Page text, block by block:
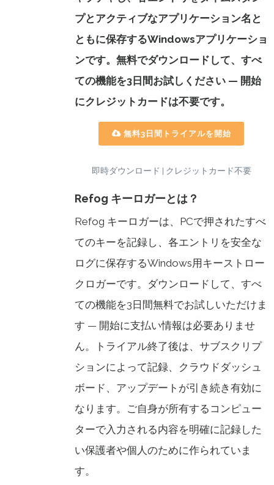
プとアクティブなアプリケーション名と
ともに保存するWindowsアプリケーショ
ンです。無料でダウンロードして、すべ
ての機能を3日間お試しください — 開始
にクレジットカードは不要です。
無料3日間トライアルを開始
即時ダウンロード | クレジットカード不要
Refog キーロガーとは？
Refog キーロガーは、PCで押されたすべ
てのキーを記録し、各エントリを安全な
ログに保存するWindows用キーストロー
クロガーです。ダウンロードして、すべ
ての機能を3日間無料でお試しいただけま
す — 開始に支払い情報は必要ありませ
ん。トライアル終了後は、サブスクリプ
ションによって記録、クラウドダッシュ
ボード、アップデートが引き続き有効に
なります。ご自身が所有するコンピュー
ターで入力される内容を明確に記録した
い保護者や個人のために作られていま
す。